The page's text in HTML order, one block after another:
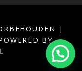
|
BY